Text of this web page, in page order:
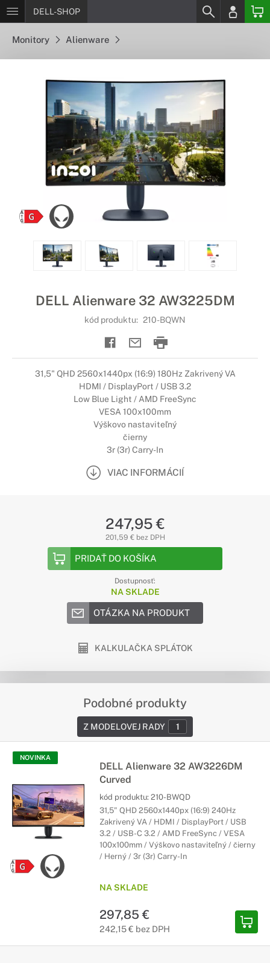
DELL-SHOP
Monitory Alienware
DELL Alienware 32 AW3225DM
kód produktu: 210-BQWN
31,5" QHD 2560x1440px (16:9) 180Hz Zakrivený VA
HDMI / DisplayPort / USB 3.2
Low Blue Light / AMD FreeSync
VESA 100x100mm
Výškovo nastaviteľný
čierny
3r (3r) Carry-In
VIAC INFORMÁCIÍ
247,95 €
201,59 € bez DPH
PRIDAŤ DO KOŠÍKA
Dostupnosť:
NA SKLADE
OTÁZKA NA PRODUKT
KALKULAČKA SPLÁTOK
Podobné produkty
Z MODELOVEJ RADY 1
NOVINKA
DELL Alienware 32 AW3226DM
Curved
kód produktu: 210-BWQD
31,5" QHD 2560x1440px (16:9) 240Hz
Zakrivený VA / HDMI / DisplayPort / USB
3.2 / USB-C 3.2 / AMD FreeSync / VESA
100x100mm / Výškovo nastaviteľný / čierny
/ Herný / 3r (3r) Carry-In
NA SKLADE
297,85 €
242,15 € bez DPH